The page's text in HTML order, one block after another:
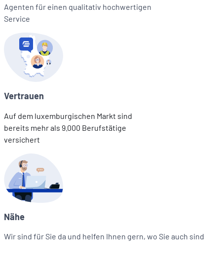
Agenten für einen qualitativ hochwertigen
Service
Vertrauen
Auf dem luxemburgischen Markt sind
bereits mehr als 9.000 Berufstätige
versichert
Nähe
Wir sind für Sie da und helfen Ihnen gern, wo Sie auch sind